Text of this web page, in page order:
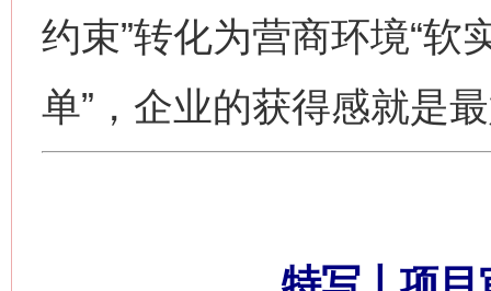
约束”转化为营商环境“软
单”，企业的获得感就是